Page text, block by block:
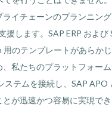
ライチェーンのプランニン
援します。SAP ERP および
用のテンプレートがあらか
、私たちのプラットフォー
ステムを接続し、SAP APO
とが迅速かつ容易に実現でき